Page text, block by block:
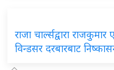
राजा चार्ल्सद्वारा
विन्डसर दरबारबाट